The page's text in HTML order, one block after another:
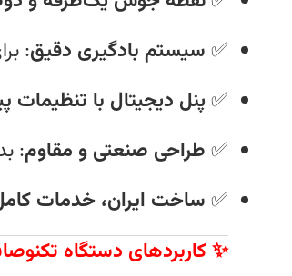
✅ سیستم بادگیری دقیق:
✅پنل دیجیتال با تنظیمات
✅ طراحی صنعتی و مقاوم:
✅ساخت ایران، خدمات
✨ کاربردهای دستگاه